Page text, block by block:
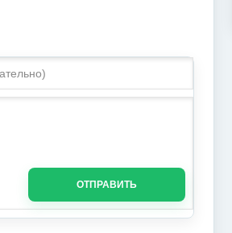
ОТПРАВИТЬ